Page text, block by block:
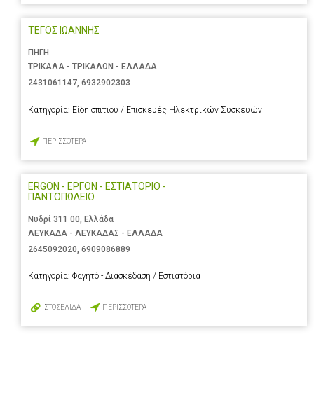
ΤΕΓΟΣ ΙΩΑΝΝΗΣ
ΠΗΓΗ
ΤΡΙΚΑΛΑ - ΤΡΙΚΑΛΩΝ - ΕΛΛΑΔΑ
2431061147, 6932902303
Κατηγορία: Είδη σπιτιού / Επισκευές Ηλεκτρικών Συσκευών
ΠΕΡΙΣΣΟΤΕΡΑ
ERGON - ΕΡΓΟΝ - ΕΣΤΙΑΤΟΡΙΟ -
ΠΑΝΤΟΠΩΛΕΙΟ
Νυδρί 311 00, Ελλάδα
ΛΕΥΚΑΔΑ - ΛΕΥΚΑΔΑΣ - ΕΛΛΑΔΑ
2645092020 6909086889
Κατηγορία: Φαγητό - Διασκέδαση / Εστιατόρια
ΙΣΤΟΣΕΛΙΔΑ ΠΕΡΙΣΣΟΤΕΡΑ